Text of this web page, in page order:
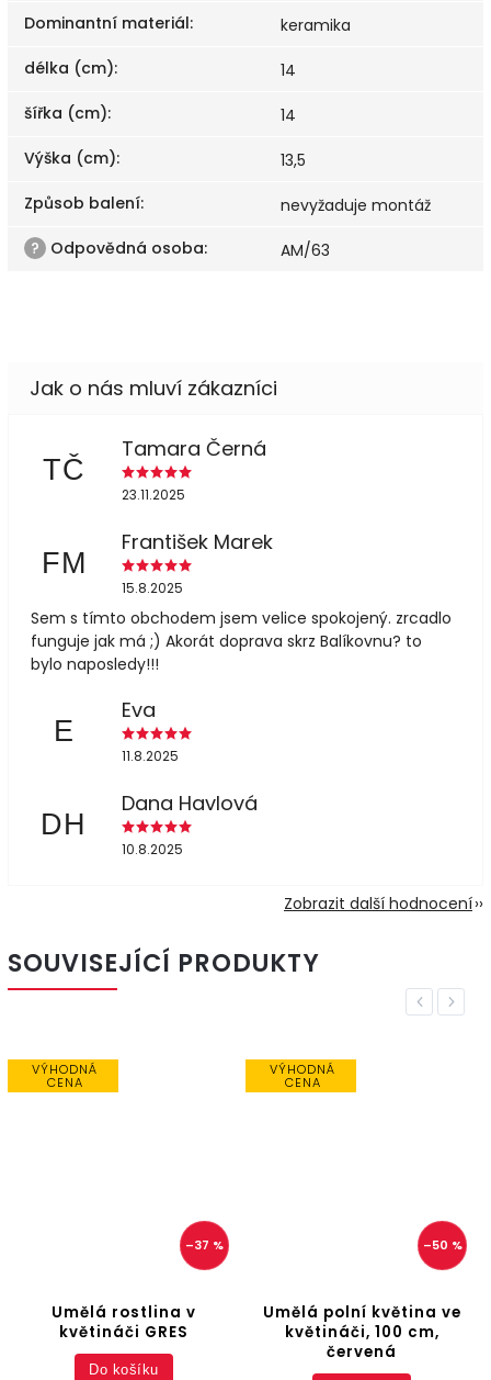
Dominantní materiál:
keramika
délka (cm):
14
šířka (cm):
14
Výška (cm):
13,5
Způsob balení:
nevyžaduje montáž
? Odpovědná osoba: AM/63
TČ
Tamara Černá
23.11.2025
FM
František Marek
15.8.2025
Sem s tímto obchodem jsem velice spokojený. zrcadlo
funguje jak má ;) Akorát doprava skrz Balíkovnu? to
bylo naposledy!!!
E
Eva
11.8.2025
DH
Dana Havlová
10.8.2025
Zobrazit další hodnocení
SOUVISEJÍCÍ PRODUKTY
Previous
VÝHODNÁ
CENA
–37 %
Umělá rostlina v
květináči GRES
Do košíku
VÝHODNÁ
CENA
–50 %
Umělá polní květina ve
květináči, 100 cm,
červená
Next